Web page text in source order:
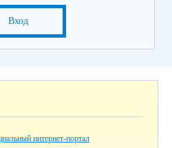
Вход
интернет-портал